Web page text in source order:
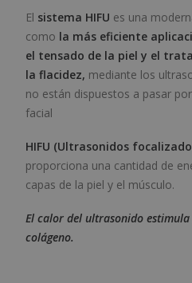
El sistema HIFU es una
como la más eficiente
el tensado de la piel y el
la flacidez, mediante los
no están dispuestos a pasar
facial
HIFU (Ultrasonidos
proporciona una cantidad de
capas de la piel y el músculo.
El calor del ultrasonido
colágeno.